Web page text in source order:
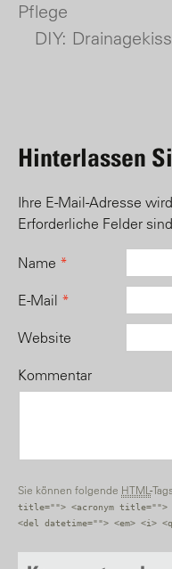
Post navigation
Pflege
DIY:
Hinterlassen
Ihre E-Mail-Adresse
Erforderliche Felder
Name *
E-Mail *
Website
Kommentar
Sie können folgende HTML-
title=""> <acronym title="">
<del datetime=""> <em> <i>